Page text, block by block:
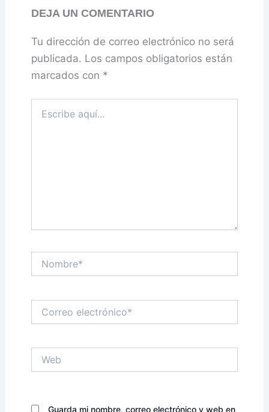
DEJA UN COMENTARIO
Tu dirección de correo electrónico no será
publicada. Los campos obligatorios están
marcados con *
aquí...
electrónico*
Guarda mi nombre, correo electrónico y web en